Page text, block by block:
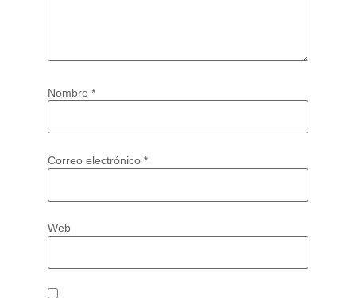
Nombre *
Correo electrónico *
Web